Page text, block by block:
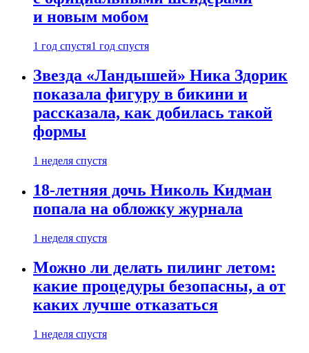
и новым мобом
1 год спустя1 год спустя
Звезда «Ландышей» Ника Здорик
показала фигуру в бикини и
рассказала, как добилась такой
формы
1 неделя спустя
18-летняя дочь Николь Кидман
попала на обложку журнала
1 неделя спустя
Можно ли делать пилинг летом:
какие процедуры безопасны, а от
каких лучше отказаться
1 неделя спустя